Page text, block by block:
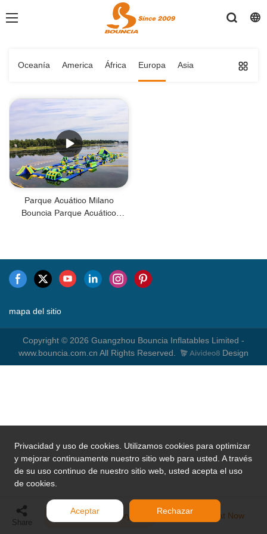
Oceanía America África Europa Asia
Parque Acuático Milano
Bouncia Parque Acuático
mapa del sitio
Copyright © 2026 Guangzhou Bouncia Inflatables Limited -
www.bouncia.com.cn All Rights Reserved.
Design
Share
Send Inquiry Chat Now
Privacidad y uso de cookies. Utilizamos cookies para optimizar
y mejorar continuamente nuestro sitio web para usted. A través
de su uso continuo de nuestro sitio web, usted acepta el uso
de cookies.
Aceptar Rechazar